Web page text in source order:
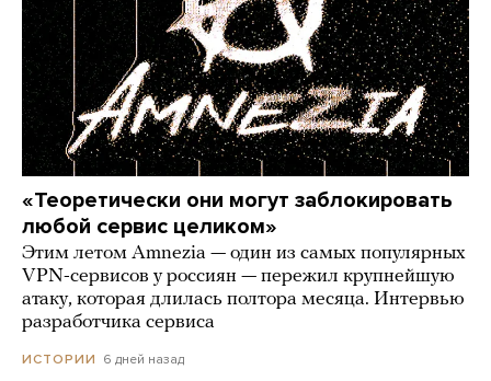
«Теоретически они могут заблокировать
любой сервис целиком»
Этим летом Amnezia — один из самых популярных
VPN-сервисов у россиян — пережил крупнейшую
атаку, которая длилась полтора месяца. Интервью
разработчика сервиса
ИСТОРИИ 6 дней назад